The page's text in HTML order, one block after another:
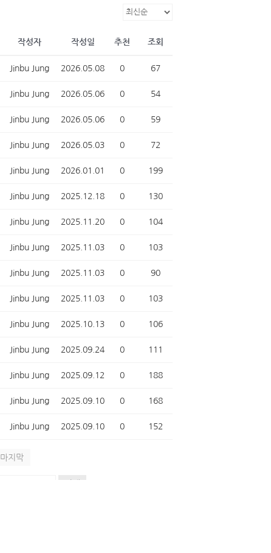
작성자 작성일 추천 조회
Jinbu Jung 2026.05.08 0 67
Jinbu Jung 2026.05.06 0 54
Jinbu Jung 2026.05.06 0 59
Jinbu Jung 2026.05.03 0 72
Jinbu Jung 2026.01.01 0 199
Jinbu Jung 2025.12.18 0 130
Jinbu Jung 2025.11.20 0 104
Jinbu Jung 2025.11.03 0 103
Jinbu Jung 2025.11.03 0 90
Jinbu Jung 2025.11.03 0 103
Jinbu Jung 2025.10.13 0 106
Jinbu Jung 2025.09.24 0 111
Jinbu Jung 2025.09.12 0 188
Jinbu Jung 2025.09.10 0 168
Jinbu Jung 2025.09.10 0 152
마지막